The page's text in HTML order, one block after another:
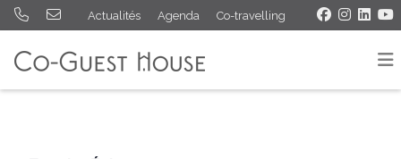
Actualités Agenda Co-travelling